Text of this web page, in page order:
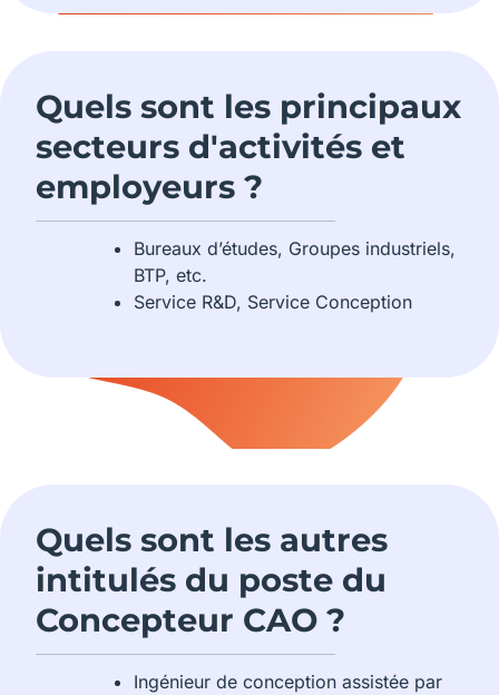
Quels sont les principaux
secteurs d'activités et
employeurs ?
Bureaux d’études, Groupes industriels,
BTP, etc.
Service R&D, Service Conception
Quels sont les autres
intitulés du poste du
Concepteur CAO ?
Ingénieur de conception assistée par